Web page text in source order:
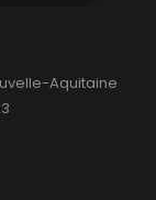
Aquitaine